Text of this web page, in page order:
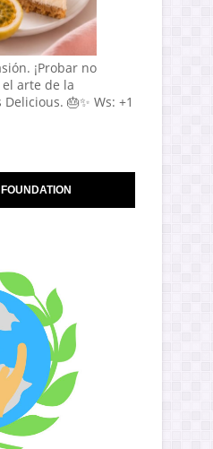
¡Probar no
arte de la
🎂✨ Ws: +1